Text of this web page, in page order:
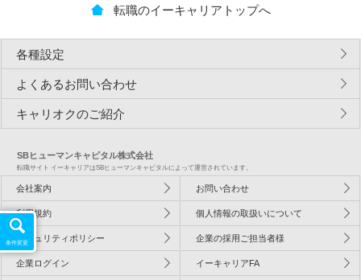
条件変更
転職のイーキャリアトップへ
各種設定
よくあるお問い合わせ
キャリオクのご紹介
SBヒューマンキャピタル株式会社
転職サイト イーキャリアはSBヒューマンキャピタルによって運営されています。
会社案内 お問い合わせ
利用規約 個人情報の取扱いについて
セキュリティポリシー 企業の採用ご担当者様
企業ログイン イーキャリアFA